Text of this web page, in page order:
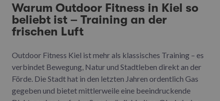
Warum Outdoor Fitness in Kiel so
beliebt ist – Training an der
frischen Luft
Outdoor Fitness Kiel ist mehr als klassisches Training – es
verbindet Bewegung, Natur und Stadtleben direkt an der
Förde. Die Stadt hat in den letzten Jahren ordentlich Gas
gegeben und bietet mittlerweile eine beeindruckende